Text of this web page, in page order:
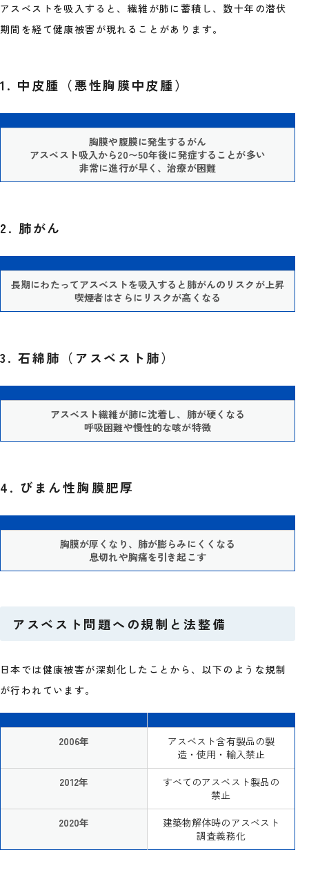
アスベストを吸入すると、繊維が肺に蓄積し、数十年の潜伏
期間を経て健康被害が現れることがあります。
1. 中皮腫（悪性胸膜中皮腫）
胸膜や腹膜に発生するがん
アスベスト吸入から20〜50年後に発症することが多い
非常に進行が早く、治療が困難
2. 肺がん
長期にわたってアスベストを吸入すると肺がんのリスクが上昇
喫煙者はさらにリスクが高くなる
3. 石綿肺（アスベスト肺）
アスベスト繊維が肺に沈着し、肺が硬くなる
呼吸困難や慢性的な咳が特徴
4. びまん性胸膜肥厚
胸膜が厚くなり、肺が膨らみにくくなる
息切れや胸痛を引き起こす
アスベスト問題への規制と法整備
日本では健康被害が深刻化したことから、以下のような規制
が行われています。
2006年
アスベスト含有製品の製
造・使用・輸入禁止
2012年
すべてのアスベスト製品の
禁止
2020年
建築物解体時のアスベスト
調査義務化